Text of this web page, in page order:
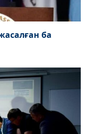
ба